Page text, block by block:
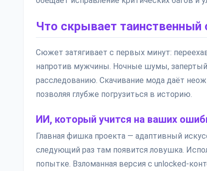
Что скрывает таинственный
Сюжет затягивает с первых минут:
напротив мужчины. Ночные шумы, запертый
расследованию. Скачивание мода даёт
позволяя глубже погрузиться в историю.
ИИ, который учится на ваших
Главная фишка проекта — адаптивный
следующий раз там появится ловушка.
попытке. Взломанная версия с unlocked-